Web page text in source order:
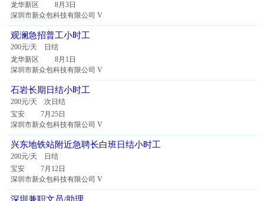
龙华新区 8月3日
深圳市新众包科技有限公司 V
观澜急招普工小时工
200元/天 日结
龙华新区 8月1日
深圳市新众包科技有限公司 V
石岩长期日结小时工
200元/天 次日结
宝安 7月25日
深圳市新众包科技有限公司 V
兴东地铁站附近急聘长白班日结小时工
200元/天 日结
宝安 7月12日
深圳市新众包科技有限公司 V